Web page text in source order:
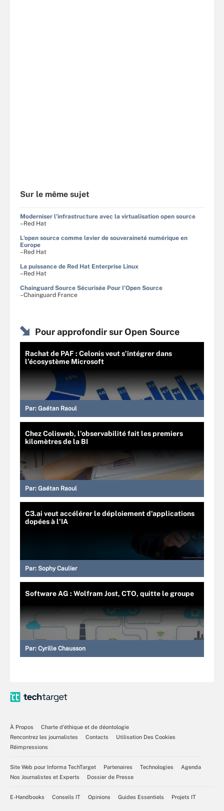
Sur le même sujet
Moderniser l'infrastructure avec la virtualisation open source
–Red Hat
L'open source comme levier de souveraineté numérique en
Europe
–Red Hat
La puissance de Red Hat Enterprise Linux
–Red Hat
Chainguard Source Sécurisée Pour I’Open Source
–Chainguard France
Pour approfondir sur Open Source
Rachat de PAF : Celonis veut s’intégrer dans
l’écosystème Microsoft
Par: Gaétan Raoul
Chez Colisweb, l’observabilité fait les premiers
kilomètres de la BI
Par: Gaétan Raoul
C3.ai veut accélérer le déploiement d'applications
dopées à l'IA
Par: Sophy Caulier
Software AG : Wolfram Jost, CTO, quitte le groupe
Par: Cyrille Chausson
À Propos
Charte d’éthique et de déontologie
Rencontrez les journalistes
Contacts
Utilisation Des Cookies
Réimpressions
Site Web pour Informa TechTarget Partenaires Technologies
Agenda
Nos Journalistes et Experts
Dossier de Presse
E-Handbooks Conseils IT Opinions Guides Essentiels Projets IT